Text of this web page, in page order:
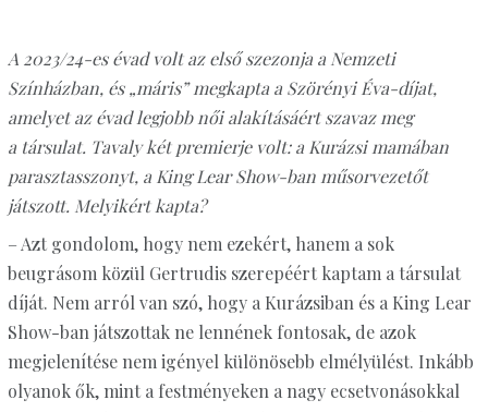
A 2023/24-es évad volt az első szezonja a Nemzeti
Színházban, és „máris” megkapta a Szörényi Éva-díjat,
amelyet az évad legjobb női alakításáért szavaz meg
a társulat. Tavaly két premierje volt: a Kurázsi mamában
parasztasszonyt, a King Lear Show-ban műsorvezetőt
játszott. Melyikért kapta?
– Azt gondolom, hogy nem ezekért, hanem a sok
beugrásom közül Gertrudis szerepéért kaptam a társulat
díját. Nem arról van szó, hogy a Kurázsiban és a King Lear
Show-ban játszottak ne lennének fontosak, de azok
megjelenítése nem igényel különösebb elmélyülést. Inkább
olyanok ők, mint a festményeken a nagy ecsetvonásokkal